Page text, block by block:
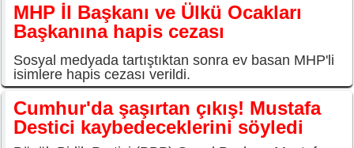
MHP İl Başkanı ve Ülkü Ocakları
Başkanına hapis cezası
Sosyal medyada tartıştıktan sonra ev basan MHP'li
isimlere hapis cezası verildi.
Cumhur'da şaşırtan çıkış! Mustafa
Destici kaybedeceklerini söyledi